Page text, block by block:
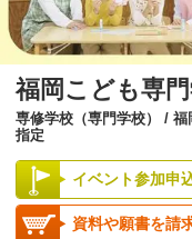
福岡こども専
専修学校（専門学校） /
指定
イベント参加申
資料や願書を請